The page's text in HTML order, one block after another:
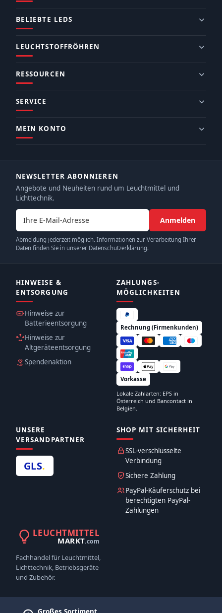
BELIEBTE LEDS
LEUCHTSTOFFRÖHREN
RESSOURCEN
SERVICE
MEIN KONTO
NEWSLETTER ABONNIEREN
Angebote und Neuheiten rund um Leuchtmittel und
Lichttechnik.
E-Mail-Adresse
Anmelden
Abmeldung jederzeit möglich. Informationen zur Verarbeitung Ihrer
Daten finden Sie in unserer Datenschutzerklärung.
HINWEISE &
ENTSORGUNG
Hinweise zur
Batterieentsorgung
Hinweise zur
Altgeräteentsorgung
Spendenaktion
ZAHLUNGS­
MÖGLICHKEITEN
Rechnung (Firmenkunden)
Vorkasse
Lokale Zahlarten: EPS in
Österreich und Bancontact in
Belgien.
UNSERE
VERSANDPARTNER
GLS.
SHOP MIT SICHERHEIT
SSL-verschlüsselte
Verbindung
Sichere Zahlung
PayPal-Käuferschutz bei
berechtigten PayPal-
Zahlungen
LEUCHTMITTEL
MARKT.com
Fachhandel für Leuchtmittel,
Lichttechnik, Betriebsgeräte
und Zubehör.